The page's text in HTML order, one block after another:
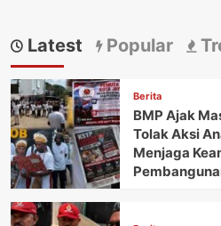
Latest Popular
Berita
BMP Ajak
Tolak Aksi
Menjaga